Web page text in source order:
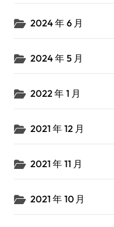
2024 年 6 月
2024 年 5 月
2022 年 1 月
2021 年 12 月
2021 年 11 月
2021 年 10 月